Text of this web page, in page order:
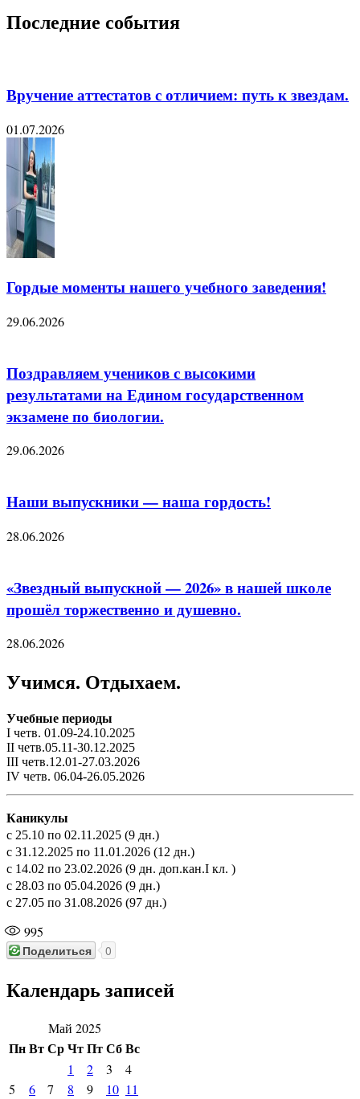
Последние события
Вручение аттестатов с отличием: путь к звездам.
01.07.2026
Гордые моменты нашего учебного заведения!
29.06.2026
Поздравляем учеников с высокими
результатами на Едином государственном
экзамене по биологии.
29.06.2026
Наши выпускники — наша гордость!
28.06.2026
«Звездный выпускной — 2026» в нашей школе
прошёл торжественно и душевно.
28.06.2026
Учимся. Отдыхаем.
Учебные периоды
I четв. 01.09-24.10.2025
II четв.05.11-30.12.2025
III четв.12.01-27.03.2026
IV четв. 06.04-26.05.2026
Каникулы
с 25.10 по 02.11.2025 (9 дн.)
с 31.12.2025 по 11.01.2026 (12 дн.)
с 14.02 по 23.02.2026 (9 дн. доп.кан.I кл. )
с 28.03 по 05.04.2026 (9 дн.)
с 27.05 по 31.08.2026 (97 дн.)
995
Поделиться 0
Календарь записей
Май 2025
ПнВтСрЧтПтСбВс
1 2 3
4
5
6 7 8 9 10 11